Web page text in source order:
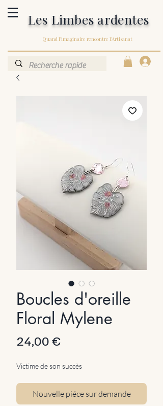
Les Limbes ardentes
Quand l'imaginaire rencontre l'Artisanat
Boucles d'oreille
Floral Mylene
24,00 €Prix
Victime de son succès
Nouvelle piéce sur demande